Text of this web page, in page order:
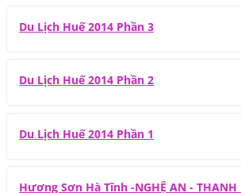
Du Lịch Huế 2014 Phần 3
Du Lịch Huế 2014 Phần 2
Du Lịch Huế 2014 Phần 1
Hương Sơn Hà Tĩnh -NGHỆ AN -